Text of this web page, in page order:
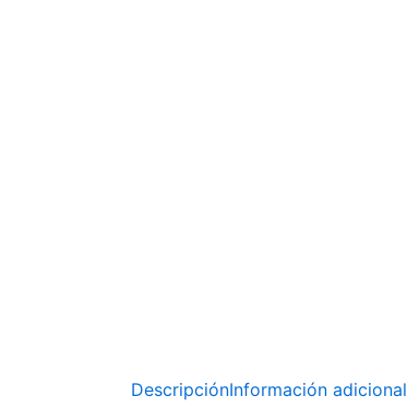
DescripciónInformación adicional